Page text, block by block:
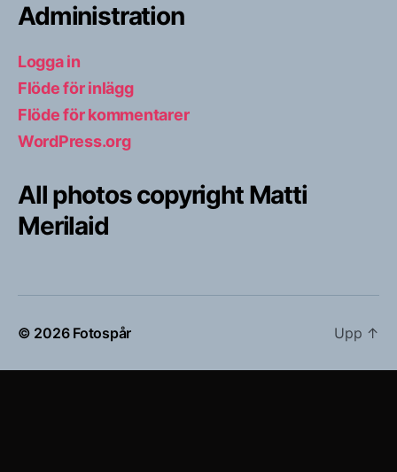
Administration
Logga in
Flöde för inlägg
Flöde för kommentarer
WordPress.org
All photos copyright Matti
Merilaid
© 2026 Fotospår Upp ↑